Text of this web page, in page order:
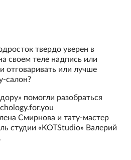
твердо уверен в
своем теле надпись или
отговаривать или лучше
салон?
помогли разобраться
Смирнова и тату-мастер
студии «KOTStudio» Валерий